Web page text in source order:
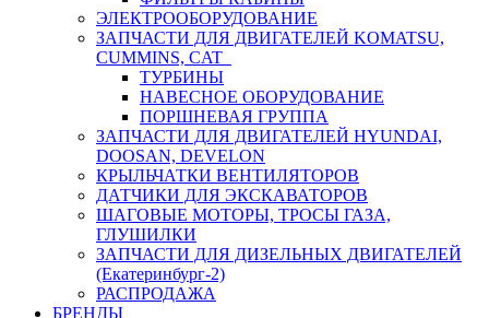
ЭЛЕКТРООБОРУДОВАНИЕ
ЗАПЧАСТИ ДЛЯ ДВИГАТЕЛЕЙ KOMATSU,
CUMMINS, CAT
ТУРБИНЫ
НАВЕСНОЕ ОБОРУДОВАНИЕ
ПОРШНЕВАЯ ГРУППА
ЗАПЧАСТИ ДЛЯ ДВИГАТЕЛЕЙ HYUNDAI,
DOOSAN, DEVELON
КРЫЛЬЧАТКИ ВЕНТИЛЯТОРОВ
ДАТЧИКИ ДЛЯ ЭКСКАВАТОРОВ
ШАГОВЫЕ МОТОРЫ, ТРОСЫ ГАЗА,
ГЛУШИЛКИ
ЗАПЧАСТИ ДЛЯ ДИЗЕЛЬНЫХ ДВИГАТЕЛЕЙ
(Екатеринбург-2)
РАСПРОДАЖА
БРЕНДЫ